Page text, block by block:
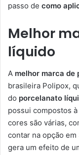
passo de como
Melhor
líquido
A melhor marca de
brasileira Polipox,
do porcelanato
possui compostos
cores são várias,
contar na opção
gera um efeito de